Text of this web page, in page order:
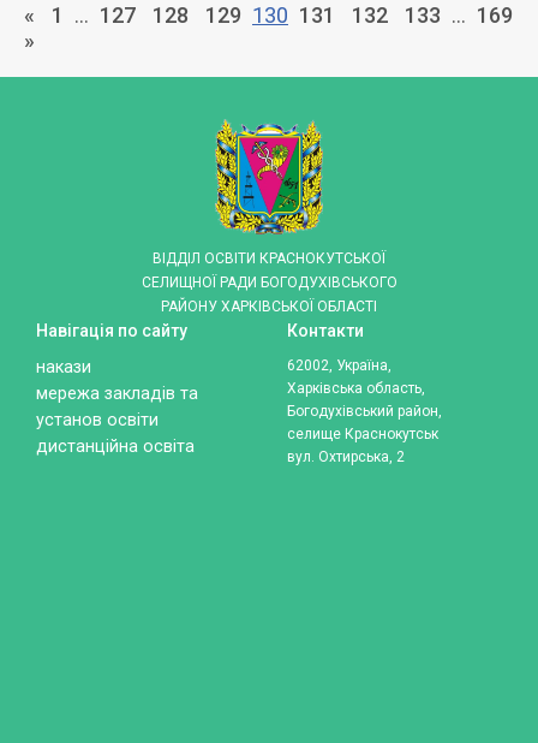
« 1 … 127 128 129 130 131 132 133 … 169
»
ВІДДІЛ ОСВІТИ КРАСНОКУТСЬКОЇ
СЕЛИЩНОЇ РАДИ БОГОДУХІВСЬКОГО
РАЙОНУ ХАРКІВСЬКОЇ ОБЛАСТІ
Навігація по сайту
накази
мережа закладів та
установ освіти
дистанційна освіта
Контакти
62002, Україна,
Харківська область,
Богодухівський район,
селище Краснокутськ
вул. Охтирська, 2